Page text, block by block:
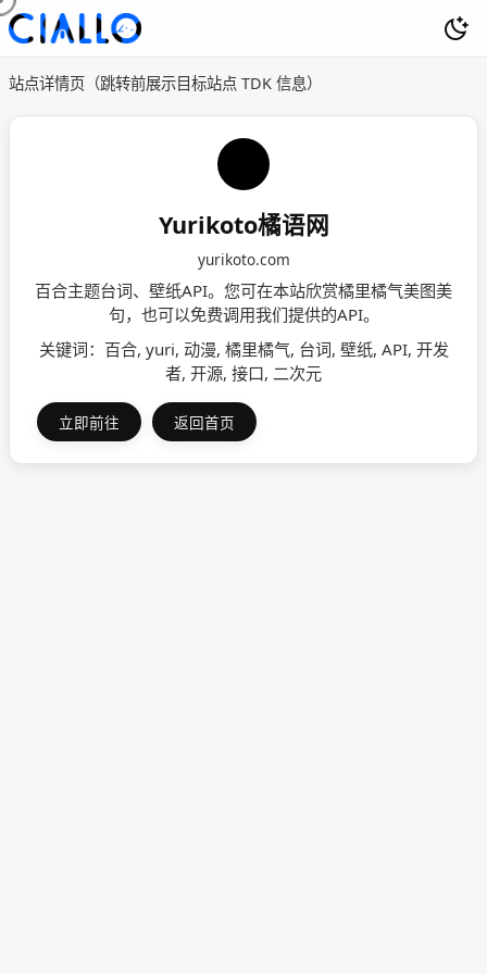
站点详情页（跳转前展示目标站点 TDK 信息）
Yurikoto橘语网
yurikoto.com
百合主题台词、壁纸API。您可在本站欣赏橘里橘气美图美
句，也可以免费调用我们提供的API。
关键词：百合, yuri, 动漫, 橘里橘气, 台词, 壁纸, API, 开发
者, 开源, 接口, 二次元
立即前往 返回首页